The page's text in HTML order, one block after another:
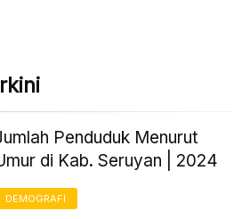
Penduduk Menurut
di Kab. Seruyan | 2024
DEMOGRAFI